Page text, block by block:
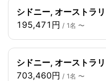
シドニー, オーストラ
195,471円 / 1名 〜
シドニー, オーストラ
703,460円 / 1名 〜